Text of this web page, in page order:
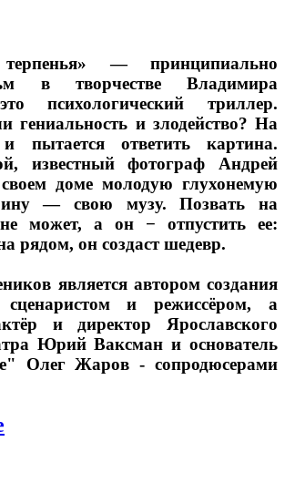
— принципиально
в творчестве Владимира
психологический триллер.
гениальность и злодейство? На
пытается ответить картина.
известный фотограф Андрей
доме молодую глухонемую
— свою музу. Позвать на
может, а он − отпустить ее:
рядом, он создаст шедевр.
является автором создания
и режиссёром, а
и директор Ярославского
Юрий Ваксман и основатель
Олег Жаров - сопродюсерами